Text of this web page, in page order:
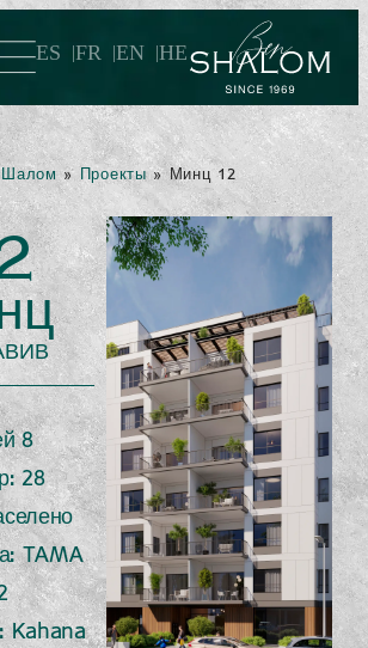
ES FR EN HE
» Проекты»Минц 12
8
28
TAMA
Kahana